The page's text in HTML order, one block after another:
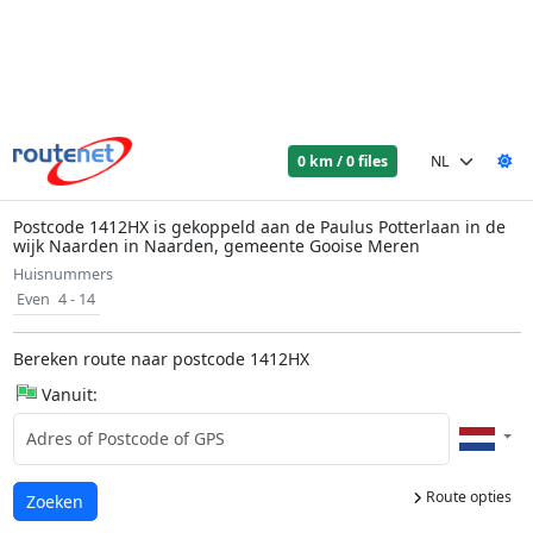
0 km / 0 files
Postcode 1412HX is gekoppeld aan de Paulus Potterlaan in de
wijk Naarden in Naarden, gemeente Gooise Meren
Huisnummers
Even 4 - 14
Bereken route naar postcode 1412HX
Vanuit:
Route opties
Laden...
Zoeken